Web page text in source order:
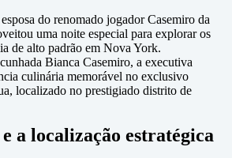
do renomado jogador Casemiro da
uma noite especial para explorar os
de alto padrão em Nova York.
Bianca Casemiro, a executiva
culinária memorável no exclusivo
localizado no prestigiado distrito de
a localização estratégica